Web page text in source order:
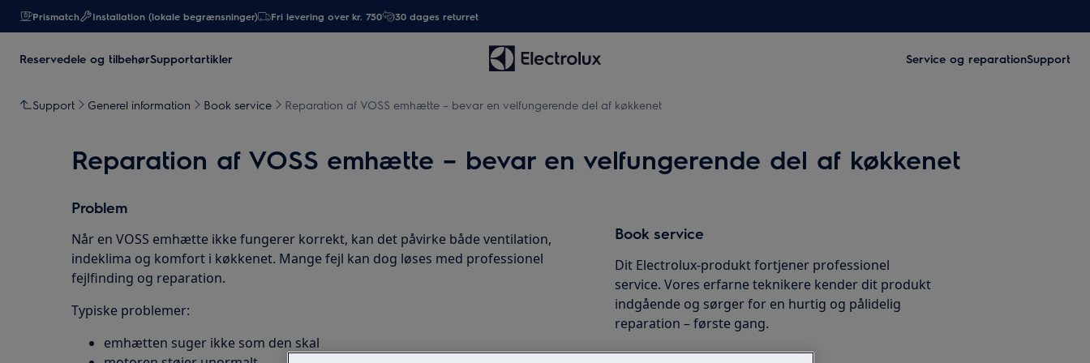
Prismatch Installation (lokale begrænsninger) Fri levering over kr. 750 30 dages returret
Reservedele og tilbehørSupportartikler Service og reparationSupport
Support Generel information Book service Reparation af VOSS emhætte – bevar en velfungerende del af køkkenet
Reparation af VOSS emhætte – bevar en velfungerende del af køkkenet
Problem
Når en VOSS emhætte ikke fungerer korrekt, kan det påvirke både ventilation,
indeklima og komfort i køkkenet. Mange fejl kan dog løses med professionel
fejlfinding og reparation.
Typiske problemer:
emhætten suger ikke som den skal
Book service
Dit Electrolux-produkt fortjener professionel
service. Vores erfarne teknikere kender dit produkt
indgående og sørger for en hurtig og pålidelig
reparation – første gang.